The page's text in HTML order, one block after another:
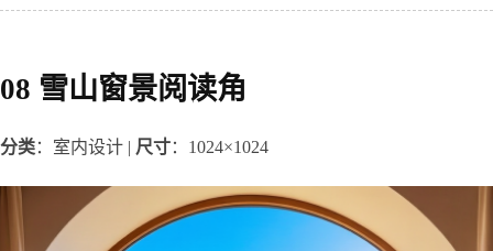
08 雪山窗景阅读角
分类：室内设计 | 尺寸：1024×1024